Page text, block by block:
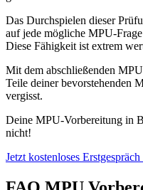
Das Durchspielen dieser
auf jede mögliche MPU-
Diese Fähigkeit ist extrem
Mit dem abschließenden
Teile deiner bevorstehenden
vergisst.
Deine MPU-Vorbereitung in
nicht!
Jetzt kostenloses